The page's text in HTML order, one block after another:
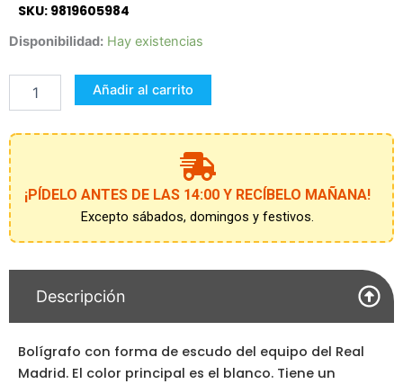
SKU: 9819605984
Disponibilidad: Hay existencias
Boligrafo
Real
Madrid
Seis
cantidad
Añadir al carrito
¡PÍDELO ANTES DE LAS 14:00 Y RECÍBELO MAÑANA!
Excepto sábados, domingos y festivos.
Descripción
Bolígrafo con forma de escudo del equipo del Real
Madrid. El color principal es el blanco. Tiene un